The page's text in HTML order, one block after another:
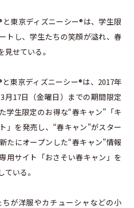
東京ディズニーシー®は、学生限
トし、学生たちの笑顔が溢れ、春
せている。
東京ディズニーシー®は、2017年
月17日（金曜日）までの期間限定
学生限定のお得な“春キャン”「キ
」を発売し、“春キャン”がスター
たにオープンした“春キャン”情報
用サイト「おさそい春キャン」を
いる。
が洋服やカチューシャなどの小